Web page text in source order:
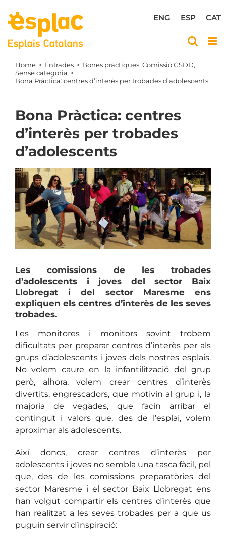
content
CAT
ESP
ENG
Home Entrades Bones pràctiques Comissió GSDD
Sense categoria
Bona Pràctica: centres d’interès per trobades d’adolescents
Bona Pràctica: centres
d’interès per trobades
d’adolescents
View
Larger
Image
Les comissions de les trobades
d’adolescents i joves del sector Baix
Llobregat i del sector Maresme ens
expliquen els centres d’interès de les seves
trobades.
Les monitores i monitors sovint trobem
dificultats per preparar centres d’interès per als
grups d’adolescents i joves dels nostres esplais.
No volem caure en la infantilització del grup
però, alhora, volem crear centres d’interès
divertits, engrescadors, que motivin al grup i, la
majoria de vegades, que facin arribar el
contingut i valors que, des de l’esplai, volem
aproximar als adolescents.
Així doncs, crear centres d’interès per
adolescents i joves no sembla una tasca fàcil, pel
que, des de les comissions preparatòries del
sector Maresme i el sector Baix Llobregat ens
han volgut compartir els centres d’interès que
han realitzat a les seves trobades per a que us
puguin servir d’inspiració: